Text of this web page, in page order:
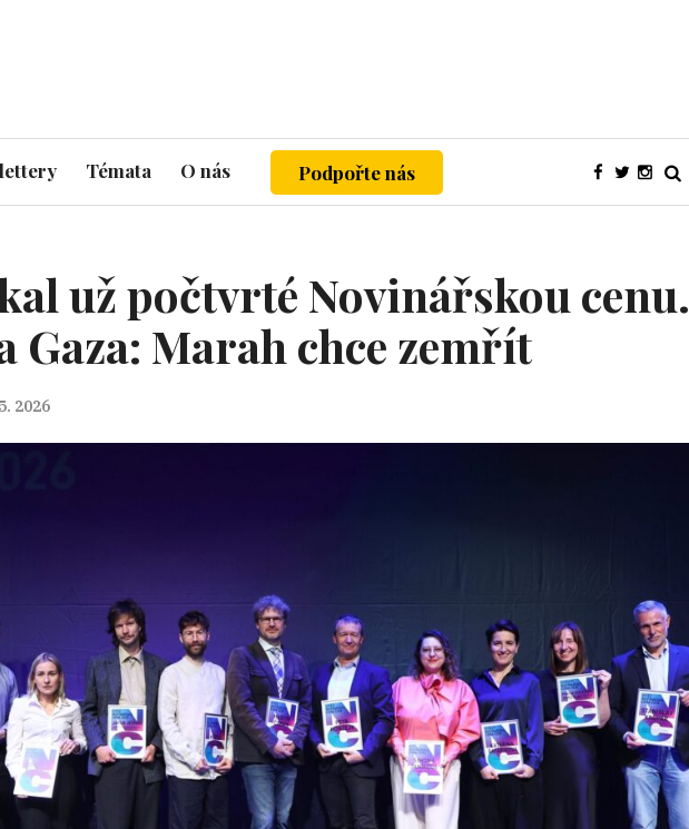
Témata O nás Podpořte nás
už počtvrté Novinářskou cenu.
Gaza: Marah chce zemřít
2026